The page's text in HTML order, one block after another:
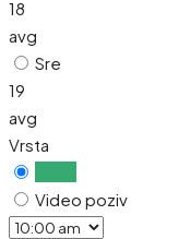
18
avg
Sre
19
avg
Vrsta
Video poziv